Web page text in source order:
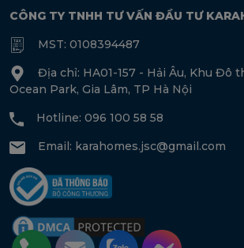
CÔNG TY TNHH TƯ VẤN ĐẦU TƯ
MST: 0108394487
Địa chỉ: HA01-157 - Hải Âu, Khu Đô
Ocean Park, Gia Lâm, TP Hà Nội
Hotline: 096 100 58 58
Email: karahomes.jsc@gmail.com